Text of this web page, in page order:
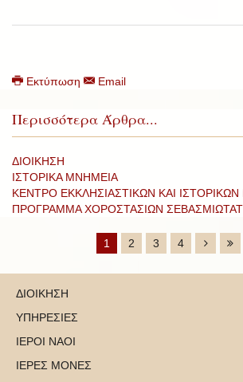
Εκτύπωση Email
Περισσότερα Άρθρα...
ΔΙΟΙΚΗΣΗ
ΙΣΤΟΡΙΚΑ ΜΝΗΜΕΙΑ
ΚΕΝΤΡΟ ΕΚΚΛΗΣΙΑΣΤΙΚΩΝ ΚΑΙ
ΠΡΟΓΡΑΜΜΑ ΧΟΡΟΣΤΑΣΙΩΝ
1 2 3 4
ΔΙΟΙΚΗΣΗ
ΥΠΗΡΕΣΙΕΣ
ΙΕΡΟΙ ΝΑΟΙ
ΙΕΡΕΣ ΜΟΝΕΣ